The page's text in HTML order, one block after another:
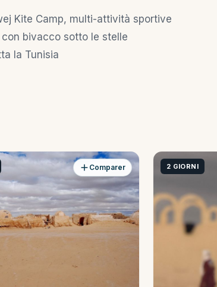
Kite Camp, multi-attività sportive
bivacco sotto le stelle
la Tunisia
Comparer 2 GIORNI